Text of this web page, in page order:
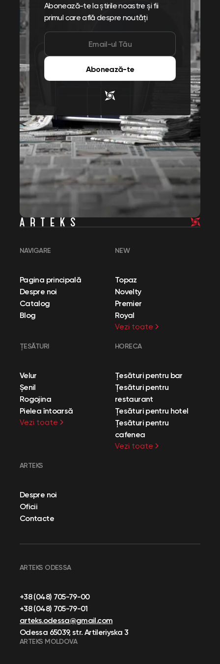
Abonează-te la știrile noastre și fii
primul care află despre noutăți
Abonează-te
NAVIGARE
Pagina principală
Despre noi
Catalog
Blog
NEW
Topaz
Novelty
Premier
Royal
Vezi toate
ȚESĂTURI
Velur
Șenil
Rogojina
Pielea întoarsă
Vezi toate
HORECA
Țesături pentru bar
Țesături pentru
restaurant
Țesături pentru hotel
Țesături pentru
cafenea
Vezi toate
ARTEKS
Despre noi
Oficii
Contacte
ARTEKS ODESSA
+38 (048) 705-79-00
+38 (048) 705-79-01
arteks.odessa@gmail.com
Odessa 65039, str. Artileriyska 3
ARTEKS MOLDOVA